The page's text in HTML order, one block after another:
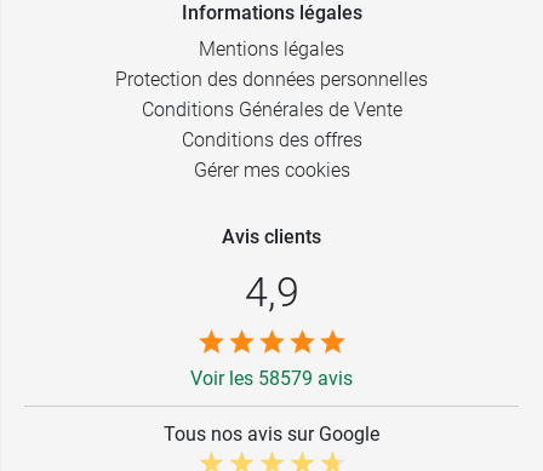
Informations légales
Mentions légales
Protection des données personnelles
Conditions Générales de Vente
Conditions des offres
Gérer mes cookies
Avis clients
4,9
Voir les 58579 avis
Tous nos avis sur Google